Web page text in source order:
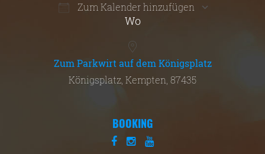
Zum Kalender hinzufügen
Google Kalender
iCalendarOffice 365
Wo
Zum Parkwirt auf dem Königsplatz
Königsplatz, Kempten, 87435
BOOKING